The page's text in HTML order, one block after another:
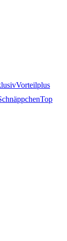
Vorteilplus
Top